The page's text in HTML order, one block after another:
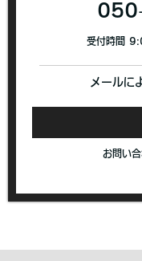
受付時間
メールに
お問い